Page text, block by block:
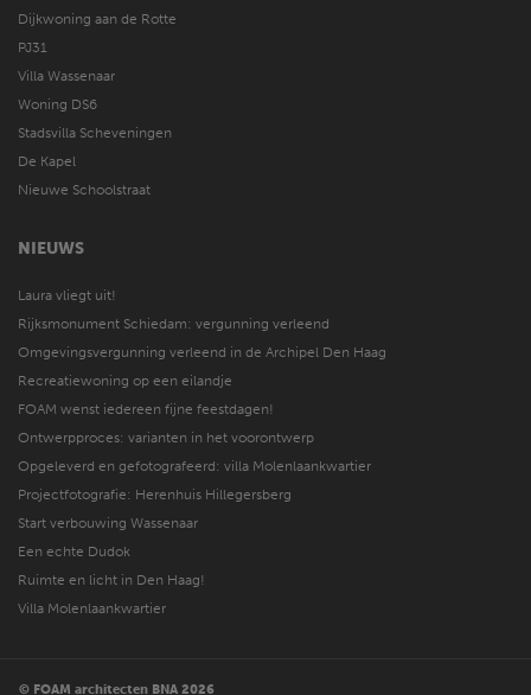
Dijkwoning aan de Rotte
PJ31
Villa Wassenaar
Woning DS6
Stadsvilla Scheveningen
De Kapel
Nieuwe Schoolstraat
NIEUWS
Laura vliegt uit!
Rijksmonument Schiedam: vergunning verleend
Omgevingsvergunning verleend in de Archipel Den Haag
Recreatiewoning op een eilandje
FOAM wenst iedereen fijne feestdagen!
Ontwerpproces: varianten in het voorontwerp
Opgeleverd en gefotografeerd: villa Molenlaankwartier
Projectfotografie: Herenhuis Hillegersberg
Start verbouwing Wassenaar
Een echte Dudok
Ruimte en licht in Den Haag!
Villa Molenlaankwartier
© FOAM architecten BNA 2026